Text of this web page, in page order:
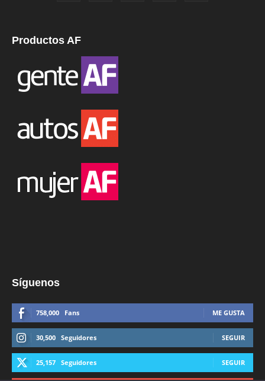
Productos AF
Síguenos
758,000 Fans ME GUSTA
30,500 Seguidores SEGUIR
25,157 Seguidores SEGUIR